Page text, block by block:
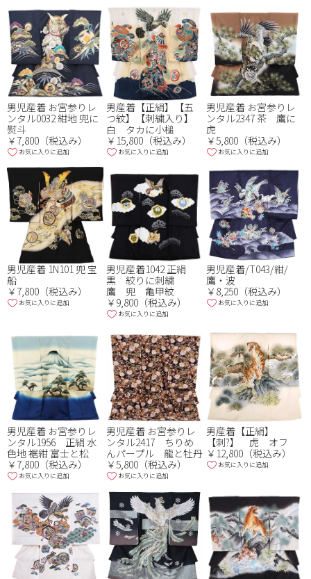
男児産着 お宮参りレ
ンタル0032 紺地 兜に
熨斗
￥7,800（税込み）
お気に入りに追加
男産着【正絹】【五
つ紋】【刺繍入り】
白 タカに小槌
￥15,800（税込み）
お気に入りに追加
男児産着 お宮参りレ
ンタル2347 茶 鷹に
虎
￥5,800（税込み）
お気に入りに追加
男児産着 1N101 兜 宝
船
￥7,800（税込み）
お気に入りに追加
男児産着1042 正絹
黒 絞りに刺繍
鷹 兜 亀甲紋
￥9,800（税込み）
お気に入りに追加
男児産着/T043/紺/
鷹・波
￥8,250（税込み）
お気に入りに追加
男児産着 お宮参りレ
ンタル1956 正絹 水
色地 裾紺 富士と松
￥7,800（税込み）
お気に入りに追加
男児産着 お宮参りレ
ンタル2417 ちりめ
んパープル 龍と牡丹
￥5,800（税込み）
お気に入りに追加
男産着【正絹】
【刺?】 虎 オフ
￥12,800（税込み）
お気に入りに追加